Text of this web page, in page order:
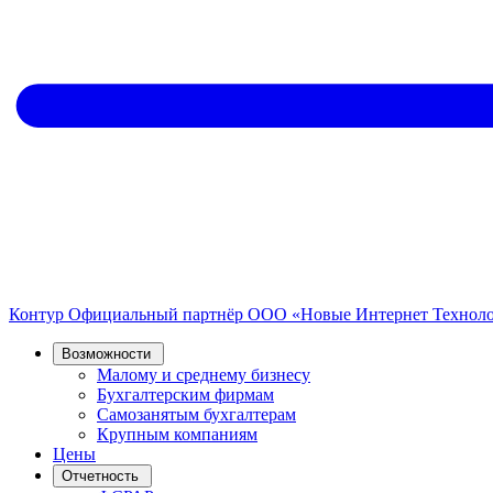
Контур Официальный партнёр ООО «Новые Интернет
Возможности
Малому и среднему бизнесу
Бухгалтерским фирмам
Самозанятым бухгалтерам
Крупным компаниям
Цены
Отчетность